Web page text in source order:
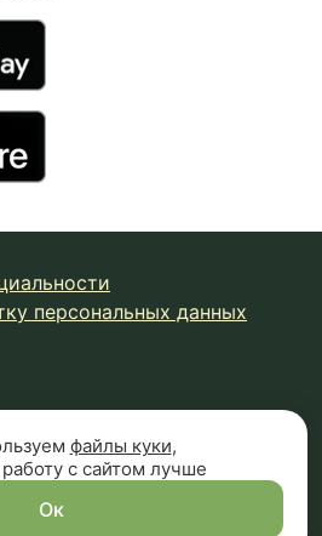
персональных данных
торговая марка.
с сайта запрещено.
носит справочный характер и
(п.2 ст.437 ГК РФ)
файлы куки,
с сайтом лучше
Ок